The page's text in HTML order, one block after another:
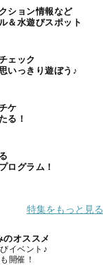
ション情報など
＆水遊びスポット
ェック
いっきり遊ぼう♪
ケ
る！
ログラム！
特集をもっと見る
のオススメ
イベント♪
開催！